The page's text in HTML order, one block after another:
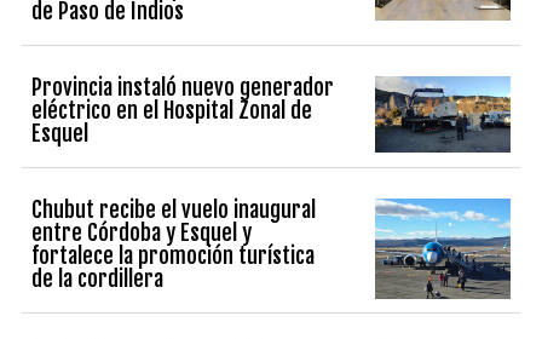
de Paso de Indios
Provincia instaló nuevo generador
eléctrico en el Hospital Zonal de
Esquel
Chubut recibe el vuelo inaugural
entre Córdoba y Esquel y
fortalece la promoción turística
de la cordillera